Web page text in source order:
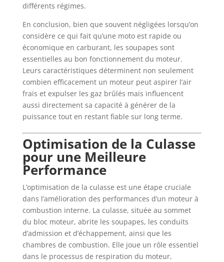
différents régimes.
En conclusion, bien que souvent négligées lorsqu’on
considère ce qui fait qu’une moto est rapide ou
économique en carburant, les soupapes sont
essentielles au bon fonctionnement du moteur.
Leurs caractéristiques déterminent non seulement
combien efficacement un moteur peut aspirer l’air
frais et expulser les gaz brûlés mais influencent
aussi directement sa capacité à générer de la
puissance tout en restant fiable sur long terme.
Optimisation de la Culasse
pour une Meilleure
Performance
L’optimisation de la culasse est une étape cruciale
dans l’amélioration des performances d’un moteur à
combustion interne. La culasse, située au sommet
du bloc moteur, abrite les soupapes, les conduits
d’admission et d’échappement, ainsi que les
chambres de combustion. Elle joue un rôle essentiel
dans le processus de respiration du moteur,